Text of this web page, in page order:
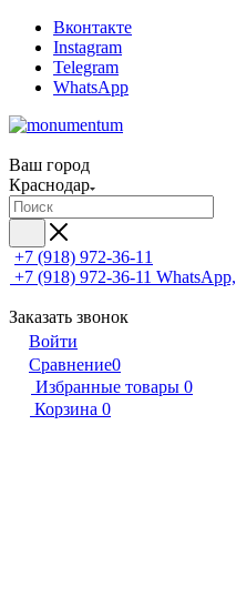
Вконтакте
Instagram
Telegram
WhatsApp
Ваш город
Краснодар
+7 (918) 972-36-11
+7 (918) 972-36-11
Заказать звонок
Войти
Сравнение0
Избранные товары 0
Корзина 0